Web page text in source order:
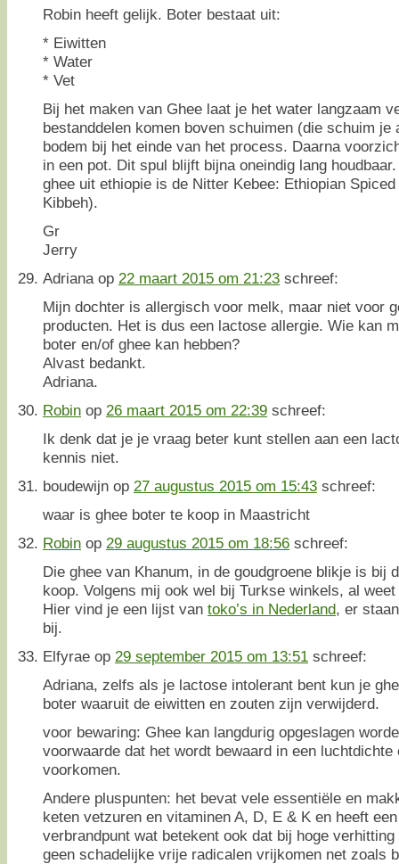
Robin heeft gelijk. Boter bestaat uit:
* Eiwitten
* Water
* Vet
Bij het maken van Ghee laat je het water langzaam
bestanddelen komen boven schuimen (die schuim je
bodem bij het einde van het process. Daarna
in een pot. Dit spul blijft bijna oneindig lang
ghee uit ethiopie is de Nitter Kebee: Ethiopian
Kibbeh).
Gr
Jerry
Adriana op 22 maart 2015 om 21:23 schreef:
Mijn dochter is allergisch voor melk, maar niet voor
producten. Het is dus een lactose allergie. Wie kan
boter en/of ghee kan hebben?
Alvast bedankt.
Adriana.
Robin op 26 maart 2015 om 22:39 schreef:
Ik denk dat je je vraag beter kunt stellen aan een
kennis niet.
boudewijn op 27 augustus 2015 om 15:43 schreef:
waar is ghee boter te koop in Maastricht
Robin op 29 augustus 2015 om 18:56 schreef:
Die ghee van Khanum, in de goudgroene blikje is bij
koop. Volgens mij ook wel bij Turkse winkels, al
Hier vind je een lijst van toko’s in Nederland, er
bij.
Elfyrae op 29 september 2015 om 13:51 schreef:
Adriana, zelfs als je lactose intolerant bent kun je
boter waaruit de eiwitten en zouten zijn verwijderd.
voor bewaring: Ghee kan langdurig opgeslagen
voorwaarde dat het wordt bewaard in een
voorkomen.
Andere pluspunten: het bevat vele essentiële en
keten vetzuren en vitaminen A, D, E & K en heeft
verbrandpunt wat betekent ook dat bij hoge
geen schadelijke vrije radicalen vrijkomen net zoals